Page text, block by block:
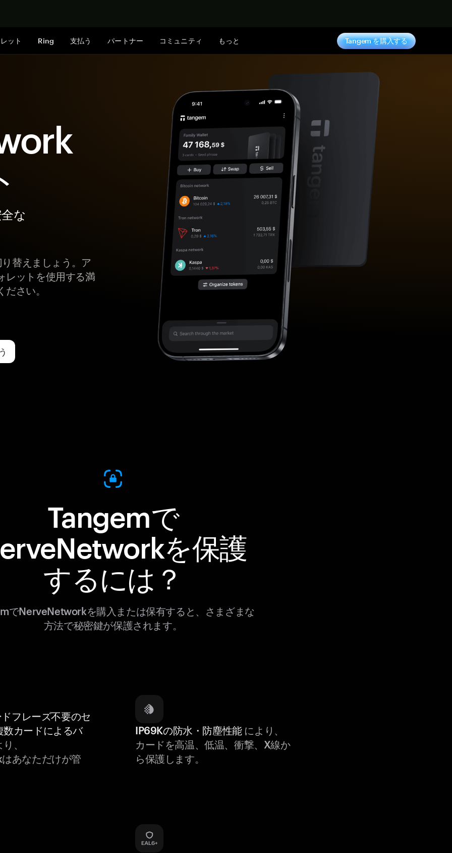
ット Ring 支払う パートナー コミュニティ もっと Tangem を購入する
な
替えましょう。ア
レットを使用する満
さい。
Tangemで
を保護
するには？
でNerveNetworkを購入または保有すると、さまざまな
方法で秘密鍵が保護されます。
フレーズ不要のセ
数カードによるバ
、
あなただけが管
IP69Kの防水・防塵性能により、
カードを高温、低温、衝撃、X線か
ら保護します。